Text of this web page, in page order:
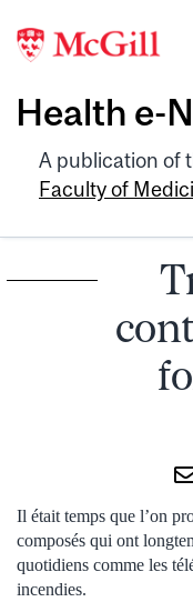
Health e-
A publication of
Faculty of
Il était temps que l’on
composés qui ont
quotidiens comme les
incendies.